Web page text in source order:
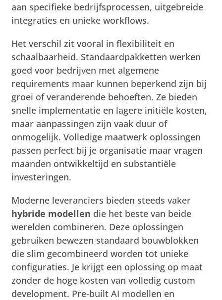
aan specifieke bedrijfsprocessen, uitgebreide
integraties en unieke workflows.
Het verschil zit vooral in flexibiliteit en
schaalbaarheid. Standaardpakketten werken
goed voor bedrijven met algemene
requirements maar kunnen beperkend zijn bij
groei of veranderende behoeften. Ze bieden
snelle implementatie en lagere initiële kosten,
maar aanpassingen zijn vaak duur of
onmogelijk. Volledige maatwerk oplossingen
passen perfect bij je organisatie maar vragen
maanden ontwikkeltijd en substantiële
investeringen.
Moderne leveranciers bieden steeds vaker
hybride modellen die het beste van beide
werelden combineren. Deze oplossingen
gebruiken bewezen standaard bouwblokken
die slim gecombineerd worden tot unieke
configuraties. Je krijgt een oplossing op maat
zonder de hoge kosten van volledig custom
development. Pre-built AI modellen en